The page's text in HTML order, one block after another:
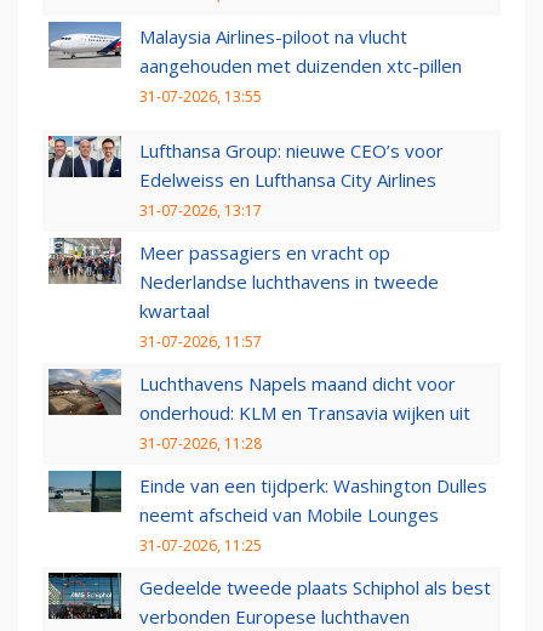
Malaysia Airlines-piloot na vlucht
aangehouden met duizenden xtc-pillen
31-07-2026, 13:55
Lufthansa Group: nieuwe CEO’s voor
Edelweiss en Lufthansa City Airlines
31-07-2026, 13:17
Meer passagiers en vracht op
Nederlandse luchthavens in tweede
kwartaal
31-07-2026, 11:57
Luchthavens Napels maand dicht voor
onderhoud: KLM en Transavia wijken uit
31-07-2026, 11:28
Einde van een tijdperk: Washington Dulles
neemt afscheid van Mobile Lounges
31-07-2026, 11:25
Gedeelde tweede plaats Schiphol als best
verbonden Europese luchthaven